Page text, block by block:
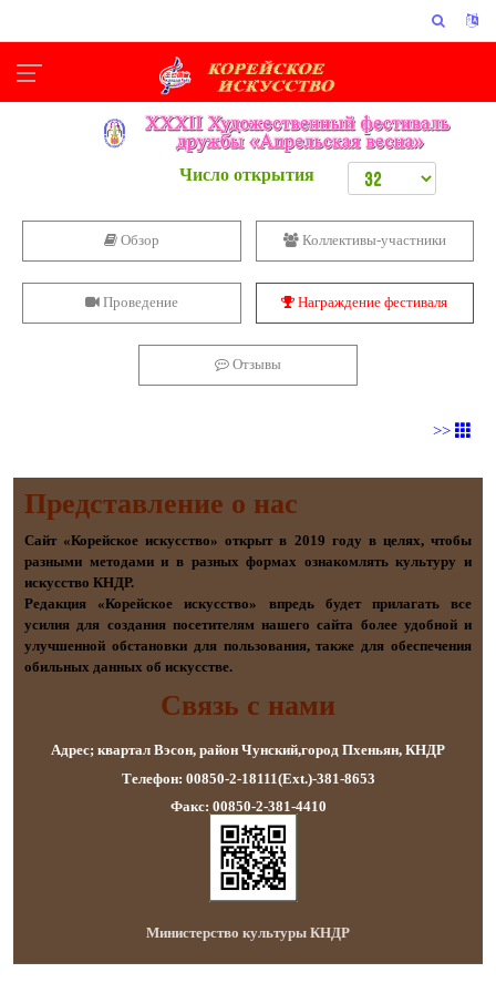
Число открытия
Обзор Коллективы-участники
Проведение Награждение фестиваля
Отзывы
>>
Представление о наc
Сайт «Корейское искусство» открыт в 2019 году в целях, чтобы
разными методами и в разных формах ознакомлять культуру и
искусство КНДР.
Редакция «Корейское искусство» впредь будет прилагать все
усилия для создания посетителям нашего сайта более удобной и
улучшенной обстановки для пользования, также для обеспечения
обильных данных об искусстве.
Связь с нами
Адрес; квартал Вэсон, район Чунский,город Пхеньян, КНДР
Телефон: 00850-2-18111(Ext.)-381-8653
Факс: 00850-2-381-4410
Министерство культуры КНДР